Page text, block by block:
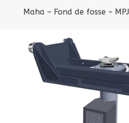
Maha – Fond de fosse –